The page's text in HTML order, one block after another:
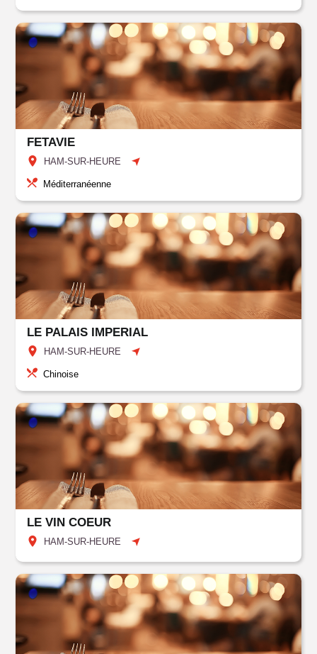
FETAVIE
HAM-SUR-HEURE
Méditerranéenne
LE PALAIS IMPERIAL
HAM-SUR-HEURE
Chinoise
LE VIN COEUR
HAM-SUR-HEURE